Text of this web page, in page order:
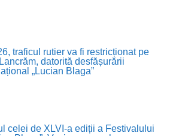
traficul rutier va fi restricționat pe
datorită desfășurării
„Lucian Blaga”
celei de XLVI-a ediții a Festivalului